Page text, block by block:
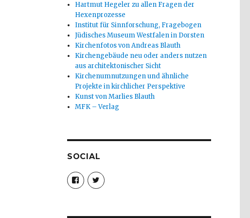
Hartmut Hegeler zu allen Fragen der
Hexenprozesse
Institut für Sinnforschung, Fragebogen
Jüdisches Museum Westfalen in Dorsten
Kirchenfotos von Andreas Blauth
Kirchengebäude neu oder anders nutzen
aus architektonischer Sicht
Kirchenumnutzungen und ähnliche
Projekte in kirchlicher Perspektive
Kunst von Marlies Blauth
MFK – Verlag
SOCIAL
Profil
von
christoph.fleischer1
anzeigen
Profil
von
anzeigen